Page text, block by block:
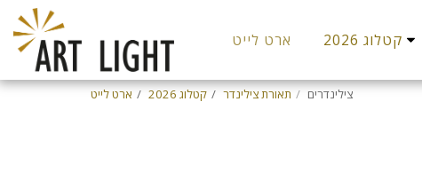
ארט לייט קטלוג 2026
ארט לייט קטלוג 2026 תאורת צילינדר צילינדרים